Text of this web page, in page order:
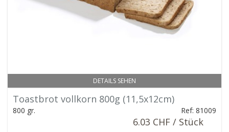
DETAILS SEHEN
Toastbrot vollkorn 800g (11,5x12cm)
800 gr. Ref: 81009
6.03 CHF / Stück